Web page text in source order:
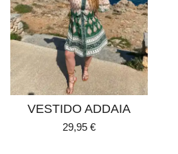
VESTIDO ADDAIA
29,95 €